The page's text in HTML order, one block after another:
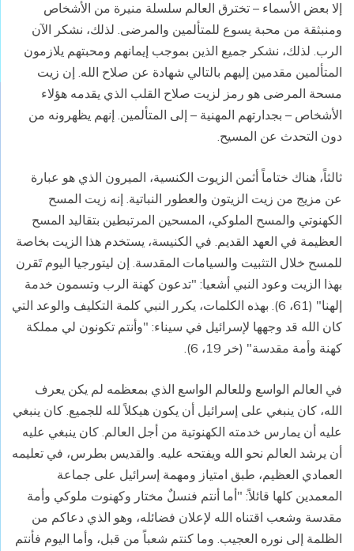
إلا بعض الأسماء – تخترق العالم سلسلة منيرة من الأشخاص
ومنبثقة من محبة يسوع للمتألمين والمرضى. لذلك، نشكر الآن
الرب. لذلك، نشكر جميع الذين بموجب إيمانهم ومحبتهم يلازمون
المتألمين مقدمين إليهم بالتالي شهادة عن صلاح الله. إن زيت
مسحة المرضى هو رمز لزيت صلاح القلب الذي يقدمه هؤلاء
الأشخاص – بجدارتهم المهنية – إلى المتألمين. إنهم يظهرونه من
دون التحدث عن المسيح.
ثالثاً، هناك ختاماً أثمن الزيوت الكنسية، الميرون الذي هو عبارة
عن مزيج من زيت الزيتون والعطور النباتية. إنه زيت المسح
الكهنوتي والمسح الملوكي، المسحين المرتبطين بتقاليد المسح
العظيمة في العهد القديم. في الكنيسة، يستخدم هذا الزيت بخاصة
للمسح خلال التثبيت والسيامات المقدسة. إن ليتورجيا اليوم تَقرن
بهذا الزيت وعود النبي أشعيا: "تدعون كهنة الرب وتسمون خدمة
إلهنا" (61، 6). بهذه الكلمات، يكرر النبي كلمة التكليف والوعد التي
كان الله قد وجهها لإسرائيل في سيناء: "وأنتم تكونون لي مملكة
كهنة وأمة مقدسة" (خر 19، 6).
في العالم الواسع وللعالم الواسع الذي بمعظمه لم يكن يعرف
الله، كان ينبغي على إسرائيل أن يكون هيكلاً لله للجميع. كان ينبغي
عليه أن يمارس خدمته الكهنوتية من أجل العالم. كان ينبغي عليه
أن يرشد العالم نحو الله ويفتحه عليه. والقديس بطرس، في تعليمه
العمادي العظيم، طبق امتياز ومهمة إسرائيل على جماعة
المعمدين كلها قائلاً: "أما أنتم فنسلٌ مختار وكهنوت ملوكي وأمة
مقدسة وشعب اقتناه الله لإعلان فضائله، وهو الذي دعاكم من
الظلمة إلى نوره العجيب. وما كنتم شعباً من قبل، وأما اليوم فأنتم